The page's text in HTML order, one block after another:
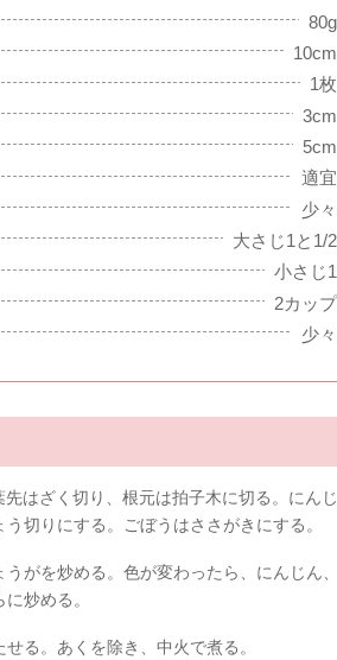
80g
10cm
1枚
3cm
5cm
適宜
少々
大さじ1と1/2
小さじ1
2カップ
少々
はざく切り、根元は拍子木に切る。にん
切りにする。ごぼうはささがきにする。
がを炒める。色が変わったら、にんじん
炒める。
る。あくを除き、中火で煮る。